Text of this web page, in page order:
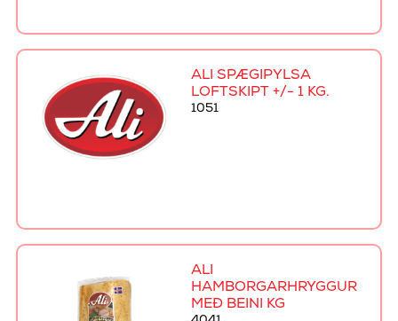
ALI SPÆGIPYLSA
LOFTSKIPT +/- 1 KG.
1051
ALI
HAMBORGARHRYGGUR
MEÐ BEINI KG